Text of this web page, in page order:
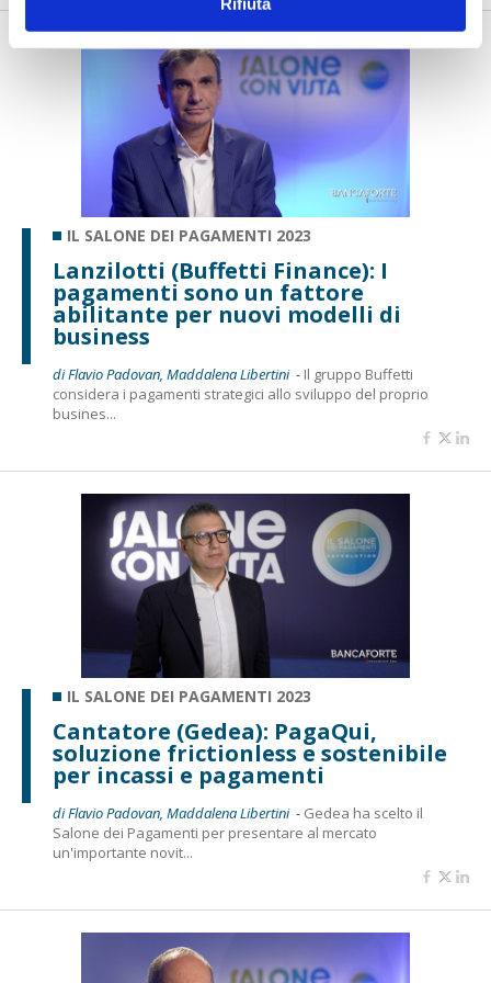
IL SALONE DEI PAGAMENTI 2023
Lanzilotti (Buffetti Finance): I
pagamenti sono un fattore
abilitante per nuovi modelli di
business
di Flavio Padovan, Maddalena Libertini - Il gruppo Buffetti
considera i pagamenti strategici allo sviluppo del proprio
busines...
IL SALONE DEI PAGAMENTI 2023
Cantatore (Gedea): PagaQui,
soluzione frictionless e sostenibile
per incassi e pagamenti
di Flavio Padovan, Maddalena Libertini - Gedea ha scelto il
Salone dei Pagamenti per presentare al mercato
un'importante novit...